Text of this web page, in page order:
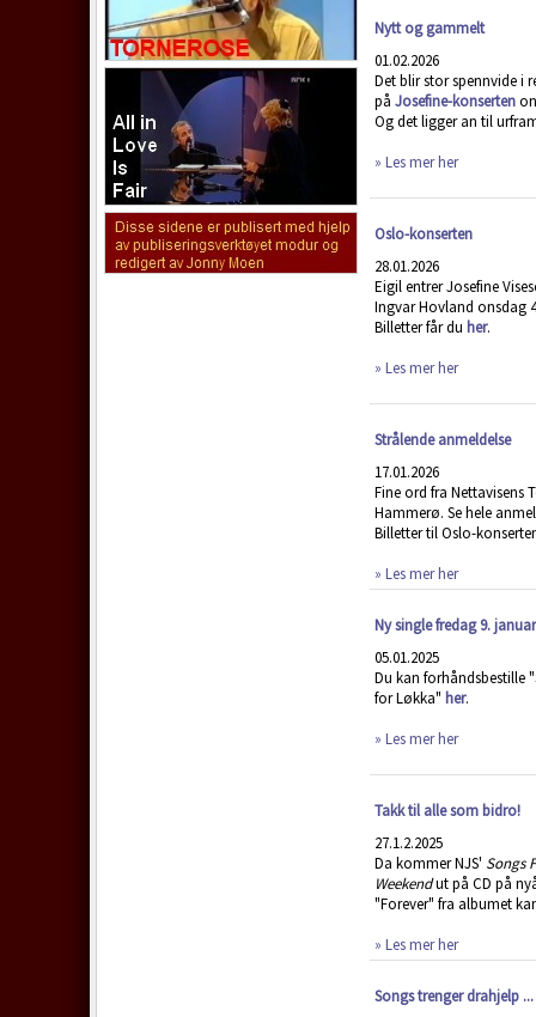
Nytt og gammelt
01.02.2026
Det blir stor spennvide i
på Josefine-konserten
Og det ligger an til
» Les mer her
Oslo-konserten
28.01.2026
Eigil entrer Josefine
Ingvar Hovland onsdag
Billetter får du her.
» Les mer her
Strålende anmeldelse
17.01.2026
Fine ord fra Nettavisens
Hammerø. Se hele
Billetter til Oslo-
» Les mer her
Ny single fredag 9.
05.01.2025
Du kan forhåndsbestille
for Løkka" her.
» Les mer her
Takk til alle som bidro!
27.1.2.2025
Da kommer NJS' Songs
Weekendut på CD på
"Forever" fra albumet
» Les mer her
Songs trenger drahjelp ...